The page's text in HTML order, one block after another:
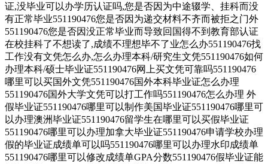
证,没毕业可以办学历认证吗,您是否因为中途辍学、挂科而没
有正常毕业551190476您是否因为递交材料不齐而被拒之门外
551190476您是否因没正常毕业而导致回国得不到教育部认证
在校挂科了不想读了,成绩不理想毕不了业怎么办551190476找
工作没有文凭怎么办,怎么办理本科/研究生文凭551190476如何
办理本科/硕士毕业证551190476网上买文凭可靠吗551190476
哪里可以买国外文凭551190476国外本科毕业证怎么办理
551190476国外大学文凭可以打工作吗551190476怎么办理 外
假毕业证551190476哪里可以制作美国毕业证551190476哪里可
以办理澳洲毕业证551190476留学生在哪里可以买假毕业证
551190476哪里可以办理加拿大毕业证551190476申请学校办理
假的毕业证成绩单可以吗551190476哪里可以办理水印成绩单
551190476哪里可以修改成绩单GPA分数551190476假毕业证能